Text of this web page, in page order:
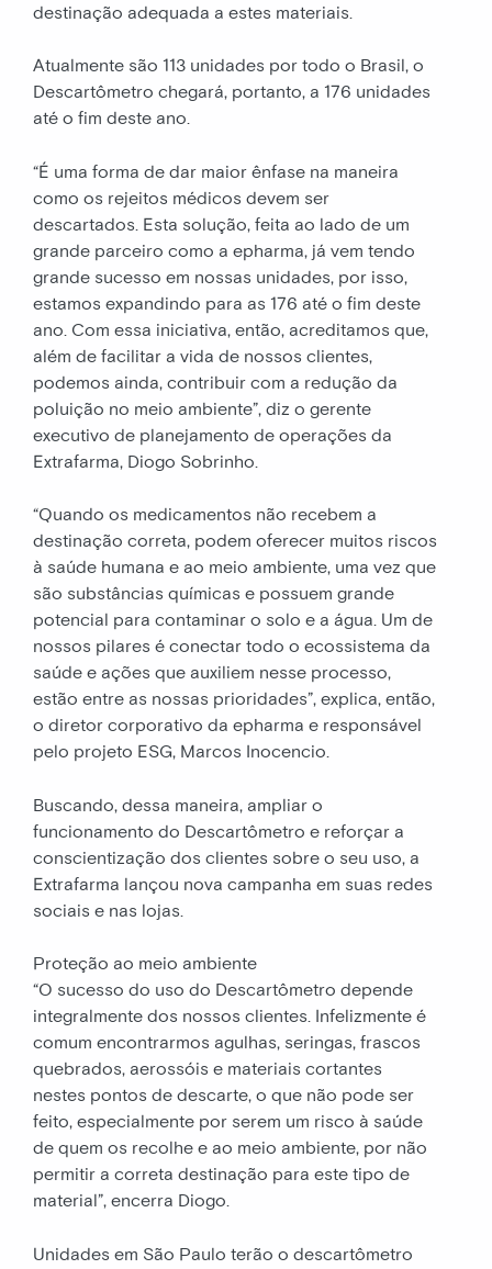
destinação adequada a estes materiais.
Atualmente são 113 unidades por todo o Brasil, o
Descartômetro chegará, portanto, a 176 unidades
até o fim deste ano.
“É uma forma de dar maior ênfase na maneira
como os rejeitos médicos devem ser
descartados. Esta solução, feita ao lado de um
grande parceiro como a epharma, já vem tendo
grande sucesso em nossas unidades, por isso,
estamos expandindo para as 176 até o fim deste
ano. Com essa iniciativa, então, acreditamos que,
além de facilitar a vida de nossos clientes,
podemos ainda, contribuir com a redução da
poluição no meio ambiente”, diz o gerente
executivo de planejamento de operações da
Extrafarma, Diogo Sobrinho.
“Quando os medicamentos não recebem a
destinação correta, podem oferecer muitos riscos
à saúde humana e ao meio ambiente, uma vez que
são substâncias químicas e possuem grande
potencial para contaminar o solo e a água. Um de
nossos pilares é conectar todo o ecossistema da
saúde e ações que auxiliem nesse processo,
estão entre as nossas prioridades”, explica, então,
o diretor corporativo da epharma e responsável
pelo projeto ESG, Marcos Inocencio.
Buscando, dessa maneira, ampliar o
funcionamento do Descartômetro e reforçar a
conscientização dos clientes sobre o seu uso, a
Extrafarma lançou nova campanha em suas redes
sociais e nas lojas.
Proteção ao meio ambiente
“O sucesso do uso do Descartômetro depende
integralmente dos nossos clientes. Infelizmente é
comum encontrarmos agulhas, seringas, frascos
quebrados, aerossóis e materiais cortantes
nestes pontos de descarte, o que não pode ser
feito, especialmente por serem um risco à saúde
de quem os recolhe e ao meio ambiente, por não
permitir a correta destinação para este tipo de
material”, encerra Diogo.
Unidades em São Paulo terão o descartômetro